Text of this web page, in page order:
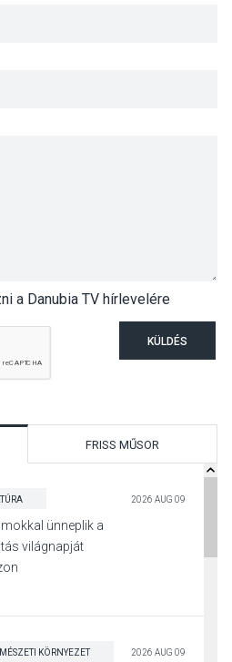
a Danubia TV hírlevelére
KÜLDÉS
FRISS MŰSOR
2026 AUG 09
ünneplik a
világnapját
KÖRNYEZET 2026 AUG 09